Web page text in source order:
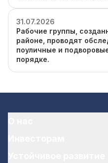
31.07.2026
Рабочие группы,
районе, проводят
поуличные и
порядке.